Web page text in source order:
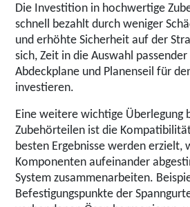
Die Investition in hochwertige
schnell bezahlt durch weniger
und erhöhte Sicherheit auf der
sich, Zeit in die Auswahl
Abdeckplane und Planenseil für
investieren.
Eine weitere wichtige Überlegung
Zubehörteilen ist die
besten Ergebnisse werden erzielt,
Komponenten aufeinander
System zusammenarbeiten.
Befestigungspunkte der